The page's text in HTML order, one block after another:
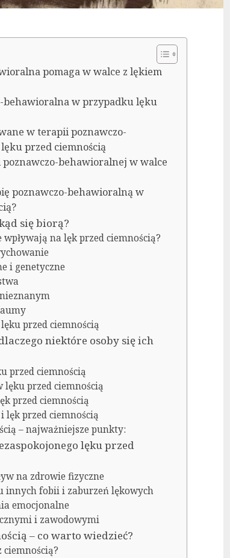
pomaga w walce z lękiem
behawioralna w przypadku lęku
w terapii poznawczo-
przed ciemnością
behawioralnej w walce
poznawczo-behawioralną w
się biorą?
na lęk przed ciemnością?
i genetyczne
przed ciemnością
niektóre osoby się ich
przed ciemnością
przed ciemnością
przed ciemnością
lęk przed ciemnością
– najważniejsze punkty:
lęku przed
na zdrowie fizyczne
innych fobii i zaburzeń lękowych
emocjonalne
i zawodowymi
– co warto wiedzieć?
ciemnością?